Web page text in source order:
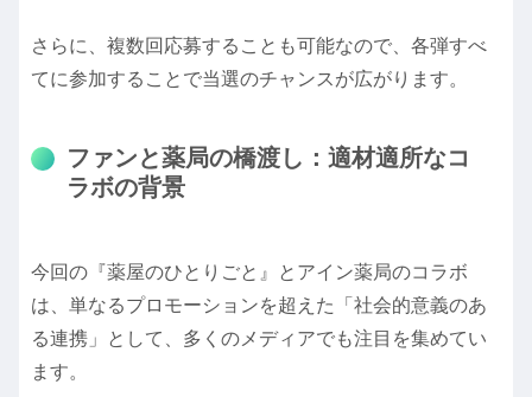
さらに、複数回応募することも可能なので、各弾すべ
てに参加することで当選のチャンスが広がります。
ファンと薬局の橋渡し：適材適所なコ
ラボの背景
今回の『薬屋のひとりごと』とアイン薬局のコラボ
は、単なるプロモーションを超えた「社会的意義のあ
る連携」として、多くのメディアでも注目を集めてい
ます。